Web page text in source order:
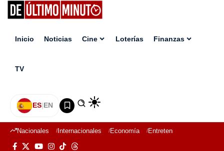
Inicio Noticias Cine Loterías Finanzas
TV
ES|EN
Nacionales Internacionales Economía Entretenimiento